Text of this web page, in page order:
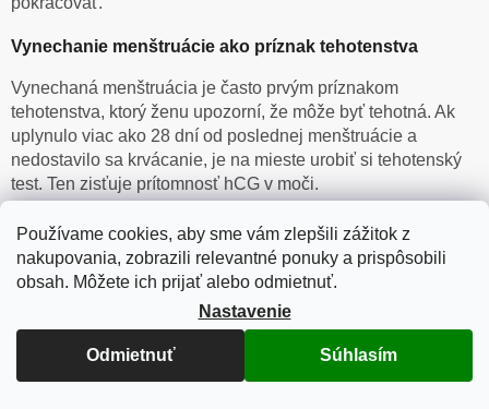
Používame cookies, aby sme vám zlepšili zážitok z
nakupovania, zobrazili relevantné ponuky a prispôsobili
obsah. Môžete ich prijať alebo odmietnuť.
Nastavenie
Odmietnuť Súhlasím
Vynechanie menštruácie ako príznak tehotenstva
Vynechaná menštruácia je často prvým príznakom
tehotenstva, ktorý ženu upozorní, že môže byť tehotná. Ak
uplynulo viac ako 28 dní od poslednej menštruácie a
nedostavilo sa krvácanie, je na mieste urobiť si tehotenský
test. Ten zisťuje prítomnosť hCG v moči.
Hladina hCG stúpa každých 48–72 hodín, preto je test
spoľahlivejší s každým dňom oneskorenej menštruácie.
Okrem vynechania menštruácie môžu na tehotenstvo
upozorniť aj ďalšie skoré príznaky ako
únava, nevoľnosť, časté nutkanie na močenie